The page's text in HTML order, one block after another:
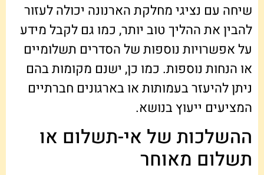
שיחה עם נציגי מחלקת הארנונה יכולה לעזור
להבין את ההליך טוב יותר, כמו גם לקבל מידע
על אפשרויות נוספות של הסדרים תשלומיים
או הנחות נוספות. כמו כן, ישנם מקומות בהם
ניתן להיעזר בעמותות או בארגונים חברתיים
המציעים ייעוץ בנושא.
ההשלכות של אי-תשלום או
תשלום מאוחר